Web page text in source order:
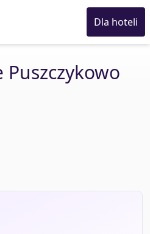
Dla hoteli
Puszczykowo